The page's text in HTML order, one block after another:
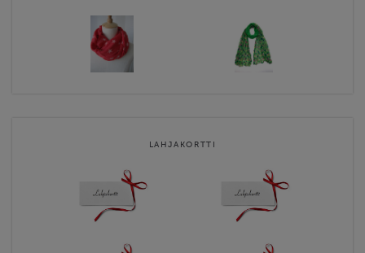
LAHJAKORTTI